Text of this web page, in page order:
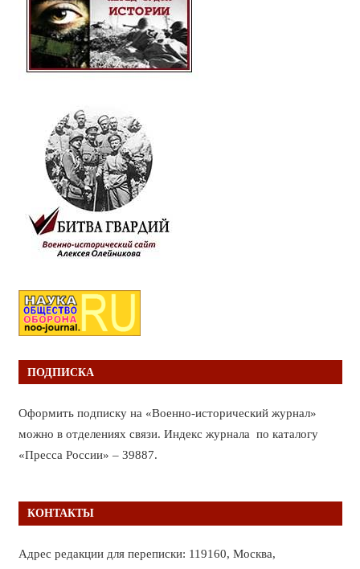
ПОДПИСКА
Оформить подписку на «Военно-исторический журнал»
можно в отделениях связи. Индекс журнала по каталогу
«Пресса России» – 39887.
КОНТАКТЫ
Адрес редакции для переписки: 119160, Москва,